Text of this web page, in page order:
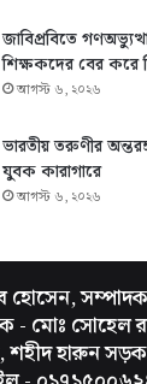
জাবিপ্রবিতে
শিক্ষকদের বের করে
আগস্ট ৬, ২০২৬
ভারতীয় তরুণীর
যুবক কারাগারে
আগস্ট ৬, ২০২৬
হোসেন,
- মোঃ সোহেল
শহীদ হারুন